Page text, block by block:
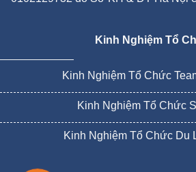
Kinh Nghiệm Tổ
Kinh Nghiệm Tổ Chức
Kinh Nghiệm Tổ Chức
Kinh Nghiệm Tổ Chức Du